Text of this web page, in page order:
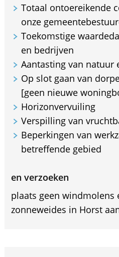
Totaal ontoereikende
onze
Toekomstige
en bedrijven
Aantasting van natuur
Op slot gaan van
[geen nieuwe
Horizonvervuiling
Verspilling van
Beperkingen van
betreffende gebied
en verzoeken
plaats geen
zonneweides in Horst